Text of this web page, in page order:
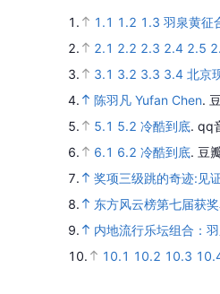
1. 1.1 1.2 1.3 羽泉黄征
2.
2.1 2.2 2.3 2.4 2.5
3.
3.1 3.2 3.3 3.4 北京
4.
陈羽凡 Yufan Chen.
5.
5.1 5.2 冷酷到底. qq
6.
6.1 6.2 冷酷到底. 豆
7.
奖项三级跳的奇迹:见
8.
东方风云榜第七届获
9.
内地流行乐坛组合：
10.
10.1 10.2 10.3